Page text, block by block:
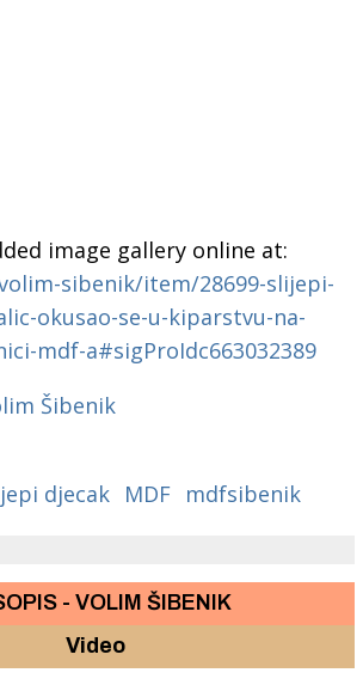
image gallery online at:
sibenik/item/28699-slijepi-
okusao-se-u-kiparstvu-na-
mdf-a#sigProIdc663032389
Šibenik
djecak MDF mdfsibenik
- VOLIM ŠIBENIK
Video